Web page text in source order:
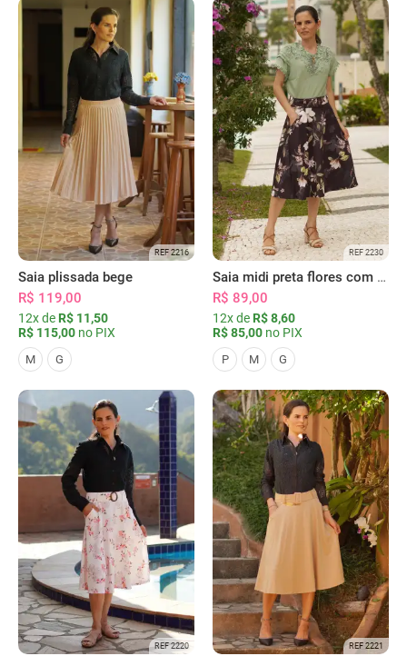
REF 2216
Saia plissada bege
R$ 119,00
12x de R$ 11,50
R$ 115,00 no PIX
M G
REF 2230
Saia midi preta flores com bolsos
R$ 89,00
12x de R$ 8,60
R$ 85,00 no PIX
P M G
REF 2220 REF 2221